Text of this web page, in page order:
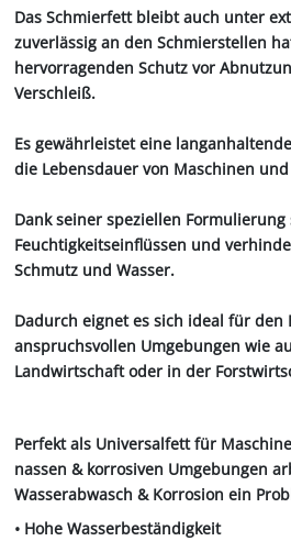
Das Schmierfett bleibt auch unter
zuverlässig an den Schmierstellen
hervorragenden Schutz vor
Verschleiß.
Es gewährleistet eine
die Lebensdauer von Maschinen
Dank seiner speziellen Formulierung
Feuchtigkeitseinflüssen und
Schmutz und Wasser.
Dadurch eignet es sich ideal für den
anspruchsvollen Umgebungen wie
Landwirtschaft oder in der
Perfekt als Universalfett für
nassen & korrosiven Umgebungen
Wasserabwasch & Korrosion ein
• Hohe Wasserbeständigkeit